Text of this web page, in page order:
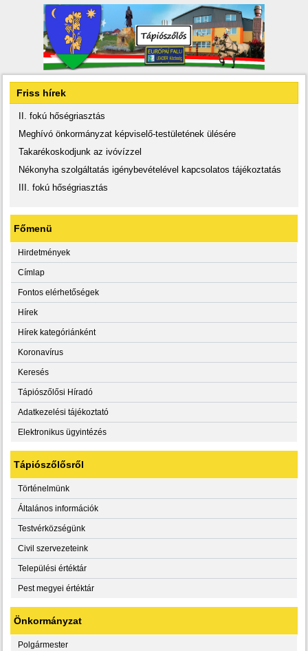
Friss hírek
II. fokú hőségriasztás
Meghívó önkormányzat képviselő-testületének ülésére
Takarékoskodjunk az ivóvízzel
Nékonyha szolgáltatás igénybevételével kapcsolatos tájékoztatás
III. fokú hőségriasztás
Főmenü
Hirdetmények
Címlap
Fontos elérhetőségek
Hírek
Hírek kategóriánként
Koronavírus
Keresés
Tápiószőlősi Híradó
Adatkezelési tájékoztató
Elektronikus ügyintézés
Tápiószőlősről
Történelmünk
Általános információk
Testvérközségünk
Civil szervezeteink
Települési értéktár
Pest megyei értéktár
Önkormányzat
Polgármester